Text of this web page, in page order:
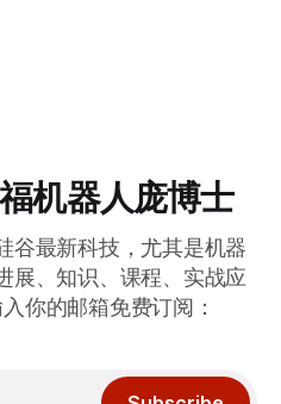
机器人庞博士
谷最新科技，尤其是机器
展、知识、课程、实战应
你的邮箱免费订阅：